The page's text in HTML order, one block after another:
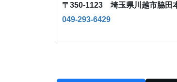
〒350-1123 埼玉県川越市脇田
049-293-6429